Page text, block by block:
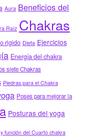
Aura Beneficios del
Raíz Chakras
rigido Dieta Ejercicios
Energía del chakra
siete Chakras
Piedras para el Chakra
Poses para mejorar la
Posturas del yoga
función del Cuarto chakra